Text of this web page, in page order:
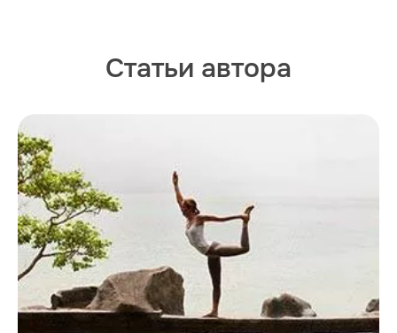
Статьи автора